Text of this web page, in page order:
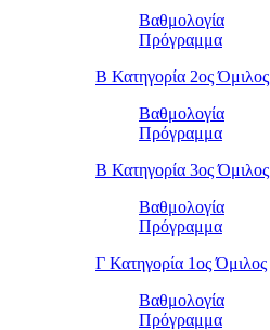
Βαθμολογία
Πρόγραμμα
Β Κατηγορία 2ος Όμιλος
Βαθμολογία
Πρόγραμμα
Β Κατηγορία 3ος Όμιλος
Βαθμολογία
Πρόγραμμα
Γ Κατηγορία 1ος Όμιλος
Βαθμολογία
Πρόγραμμα